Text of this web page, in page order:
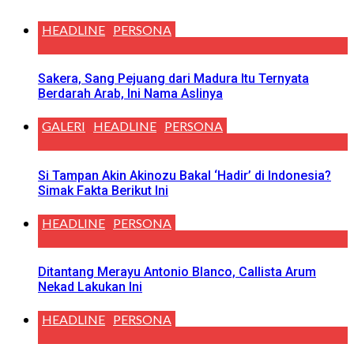
HEADLINE PERSONA
Sakera, Sang Pejuang dari Madura Itu Ternyata
Berdarah Arab, Ini Nama Aslinya
GALERI HEADLINE PERSONA
Si Tampan Akin Akinozu Bakal ‘Hadir’ di Indonesia?
Simak Fakta Berikut Ini
HEADLINE PERSONA
Ditantang Merayu Antonio Blanco, Callista Arum
Nekad Lakukan Ini
HEADLINE PERSONA